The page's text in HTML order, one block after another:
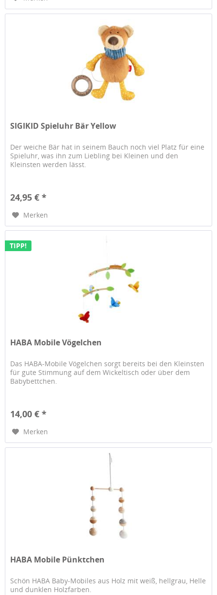
SIGIKID Spieluhr Bär Yellow
Der weiche Bär hat in seinem Bauch noch viel Platz für eine
Spieluhr, was ihn zum Liebling bei Kleinen und den
Kleinsten werden lässt.
24,95 € *
Merken
TIPP!
HABA Mobile Vögelchen
Das HABA-Mobile Vögelchen sorgt bereits bei den Kleinsten
für gute Stimmung auf dem Wickeltisch oder über dem
Babybettchen.
14,00 € *
Merken
HABA Mobile Pünktchen
Schön HABA Baby-Mobiles aus Holz mit weiß, hellgrau, Helle
und dunklen Holzfarben.